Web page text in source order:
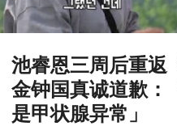
池睿恩三周后重返
金钟国真诚道歉：
是甲状腺异常」